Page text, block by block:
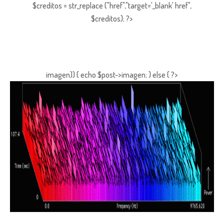
$creditos = str_replace ("href","target='_blank' href",
$creditos); ?>
imagen)) { echo $post->imagen; } else { ?>